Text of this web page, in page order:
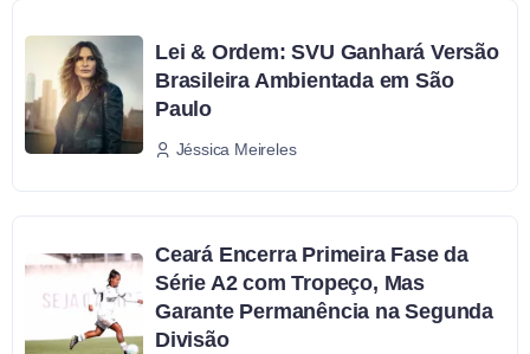
Lei & Ordem: SVU Ganhará Versão
Brasileira Ambientada em São
Paulo
Jéssica Meireles
Ceará Encerra Primeira Fase da
Série A2 com Tropeço, Mas
Garante Permanência na Segunda
Divisão